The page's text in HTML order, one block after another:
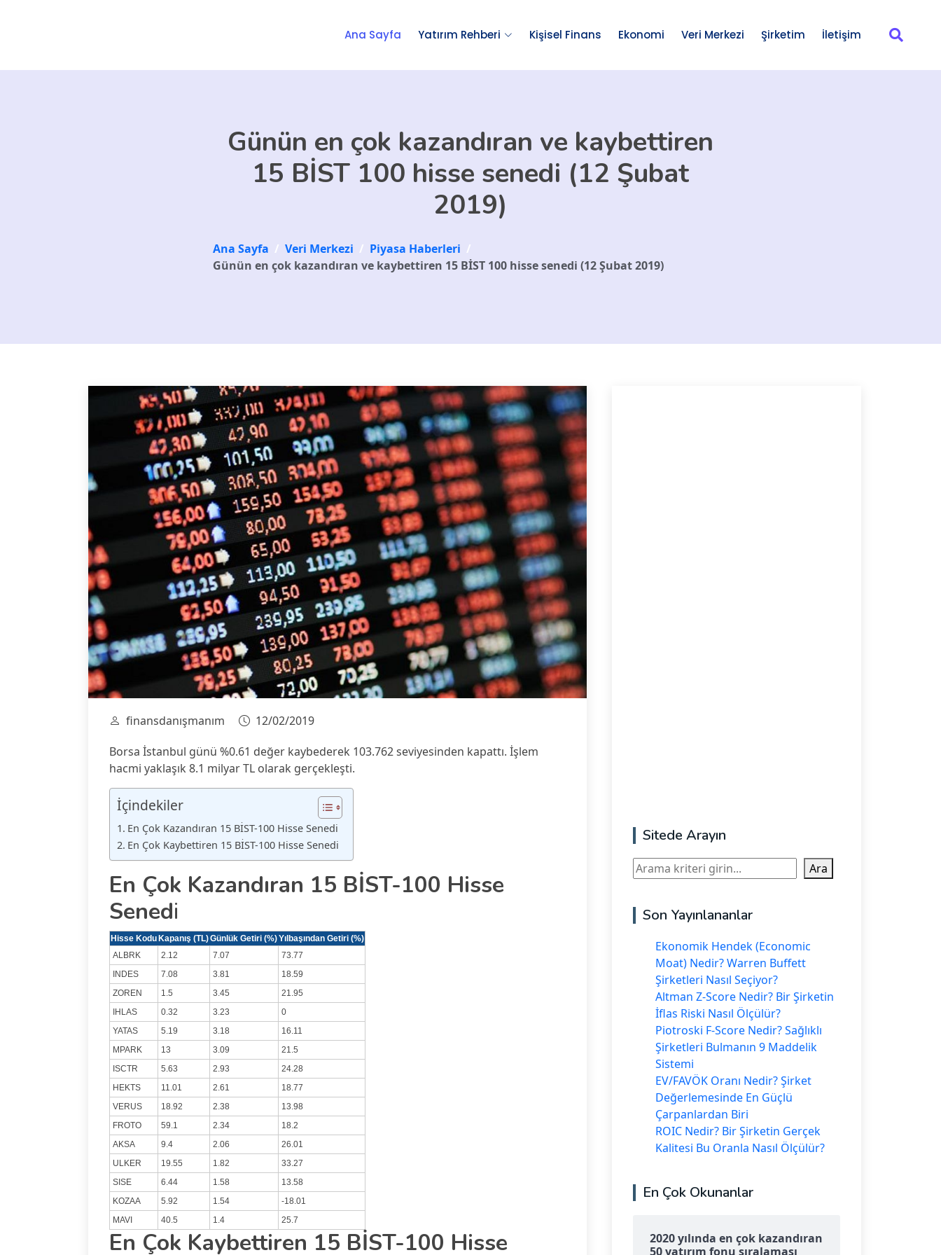
Ana Sayfa Yatırım Rehberi Kişisel Finans Ekonomi Veri Merkezi Şirketim İletişim
Günün en çok kazandıran ve kaybettiren
15 BİST 100 hisse senedi (12 Şubat
2019)
Ana Sayfa / Veri Merkezi / Piyasa Haberleri /
Günün en çok kazandıran ve kaybettiren 15 BİST 100 hisse senedi (12 Şubat 2019)
finansdanışmanım
12/02/2019
Borsa İstanbul günü %0.61 değer kaybederek 103.762 seviyesinden kapattı. İşlem
hacmi yaklaşık 8.1 milyar TL olarak gerçekleşti.
İçindekiler
En Çok Kazandıran 15 BİST-100 Hisse Senedi
En Çok Kaybettiren 15 BİST-100 Hisse Senedi
En Çok Kazandıran 15 BİST-100 Hisse
Senedi
Hisse KoduKapanış (TL)Günlük Getiri (%)Yılbaşından Getiri (%)
ALBRK
2.12 7.07
73.77
INDES
7.08 3.81
18.59
ZOREN
1.5 3.45
21.95
IHLAS
0.32 3.23
0
YATAS
5.19 3.18
16.11
MPARK
13 3.09
21.5
ISCTR
5.63 2.93
24.28
HEKTS
11.01 2.61
18.77
VERUS
18.92 2.38
13.98
FROTO
59.1 2.34
18.2
AKSA
9.4 2.06
26.01
ULKER
19.55 1.82
33.27
SISE
6.44 1.58
13.58
KOZAA
5.92 1.54
-18.01
MAVI
40.5 1.4 25.7
En Çok Kaybettiren 15 BİST-100 Hisse
Sitede Arayın
Ara Ara
Son Yayınlananlar
Ekonomik Hendek (Economic
Moat) Nedir? Warren Buffett
Şirketleri Nasıl Seçiyor?
Altman Z-Score Nedir? Bir Şirketin
İflas Riski Nasıl Ölçülür?
Piotroski F-Score Nedir? Sağlıklı
Şirketleri Bulmanın 9 Maddelik
Sistemi
EV/FAVÖK Oranı Nedir? Şirket
Değerlemesinde En Güçlü
Çarpanlardan Biri
ROIC Nedir? Bir Şirketin Gerçek
Kalitesi Bu Oranla Nasıl Ölçülür?
En Çok Okunanlar
2020 yılında en çok kazandıran
50 yatırım fonu sıralaması